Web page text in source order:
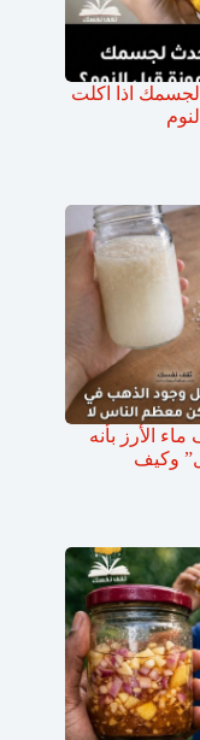
اذا اكلت
الأرز بأنه
وكيف